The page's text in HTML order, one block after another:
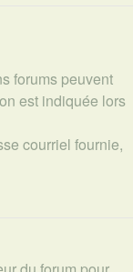
forums peuvent
est indiquée lors
courriel fournie,